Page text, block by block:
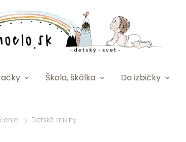
Škola, škôlka Do izbičky
❯ Detské mikiny